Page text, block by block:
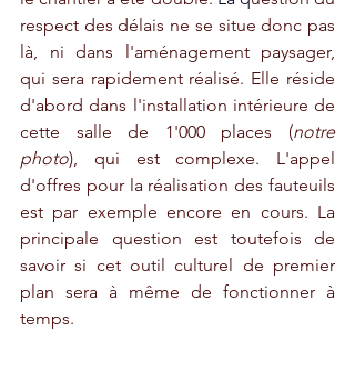
respect des délais ne se situe donc pas
là, ni dans l'aménagement paysager,
qui sera rapidement réalisé. Elle réside
d'abord dans l'installation intérieure de
cette salle de 1'000 places (notre
photo), qui est complexe. L'appel
d'offres pour la réalisation des fauteuils
est par exemple encore en cours. La
principale question est toutefois de
savoir si cet outil culturel de premier
plan sera à même de fonctionner à
temps.